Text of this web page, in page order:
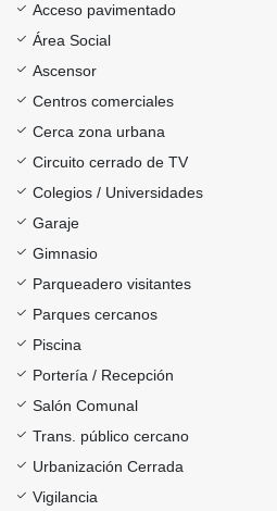
Acceso pavimentado
Área Social
Ascensor
Centros comerciales
Cerca zona urbana
Circuito cerrado de TV
Colegios / Universidades
Garaje
Gimnasio
Parqueadero visitantes
Parques cercanos
Piscina
Portería / Recepción
Salón Comunal
Trans. público cercano
Urbanización Cerrada
Vigilancia